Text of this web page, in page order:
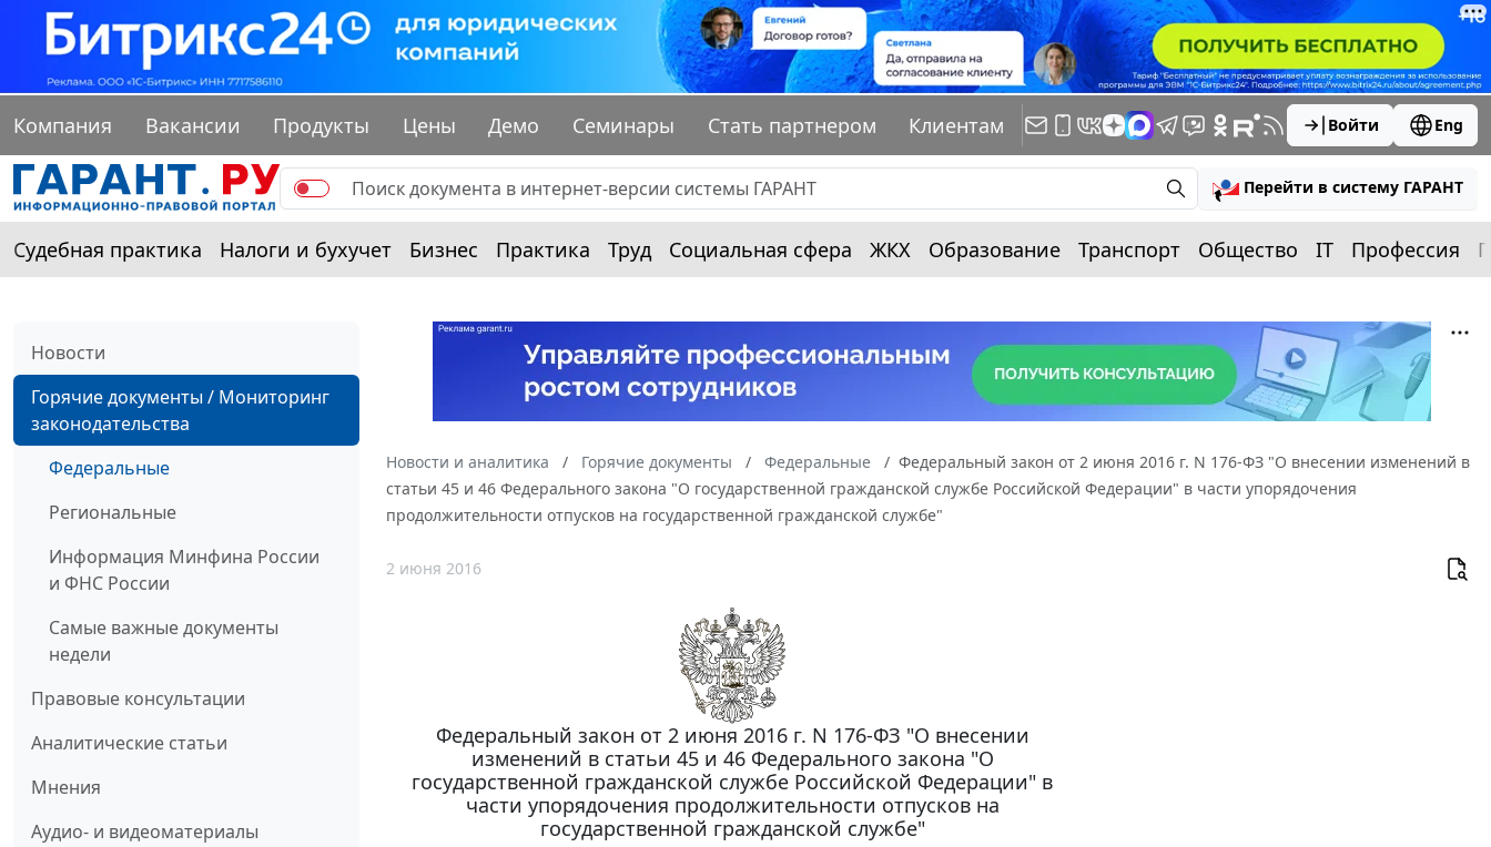
Компания Вакансии Продукты Цены Демо Семинары Стать партнером Клиентам Войти Eng
Перейти в систему ГАРАНТ
Судебная практика Налоги и бухучет Бизнес Практика Труд Социальная сфера ЖКХ Образование Транспорт Общество IT Профессия
Новости
Горячие документы / Мониторинг
законодательства
Федеральные
Региональные
Информация Минфина России
и ФНС России
Самые важные документы
недели
Правовые консультации
Аналитические статьи
Мнения
Аудио- и видеоматериалы
Новости и аналитика Горячие документы Федеральные
Федеральный закон от 2 июня 2016 г. N 176-ФЗ "О внесении изменений в
статьи 45 и 46 Федерального закона "О государственной гражданской службе Российской Федерации" в части упорядочения
продолжительности отпусков на государственной гражданской службе"
2 июня 2016
Федеральный закон от 2 июня 2016 г. N 176-ФЗ "О внесении
изменений в статьи 45 и 46 Федерального закона "О
государственной гражданской службе Российской Федерации" в
части упорядочения продолжительности отпусков на
государственной гражданской службе"